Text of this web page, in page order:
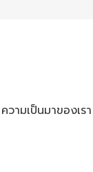
ความเป็นมาของเรา